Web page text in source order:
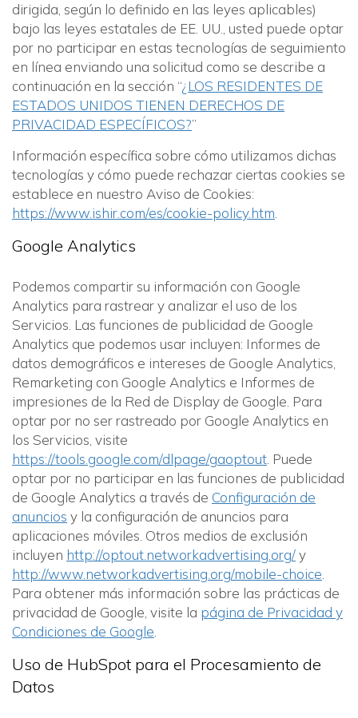
dirigida, según lo definido en las leyes aplicables)
bajo las leyes estatales de EE. UU., usted puede optar
por no participar en estas tecnologías de seguimiento
en línea enviando una solicitud como se describe a
continuación en la sección “¿LOS RESIDENTES DE
ESTADOS UNIDOS TIENEN DERECHOS DE
PRIVACIDAD ESPECÍFICOS?”
Información específica sobre cómo utilizamos dichas
tecnologías y cómo puede rechazar ciertas cookies se
establece en nuestro Aviso de Cookies:
https://www.ishir.com/es/cookie-policy.htm.
Google Analytics
Podemos compartir su información con Google
Analytics para rastrear y analizar el uso de los
Servicios. Las funciones de publicidad de Google
Analytics que podemos usar incluyen: Informes de
datos demográficos e intereses de Google Analytics,
Remarketing con Google Analytics e Informes de
impresiones de la Red de Display de Google. Para
optar por no ser rastreado por Google Analytics en
los Servicios, visite
https://tools.google.com/dlpage/gaoptout. Puede
optar por no participar en las funciones de publicidad
de Google Analytics a través de Configuración de
anuncios y la configuración de anuncios para
aplicaciones móviles. Otros medios de exclusión
incluyen http://optout.networkadvertising.org/y
http://www.networkadvertising.org/mobile-choice.
Para obtener más información sobre las prácticas de
privacidad de Google, visite la página de Privacidad y
Condiciones de Google.
Uso de HubSpot para el Procesamiento de
Datos